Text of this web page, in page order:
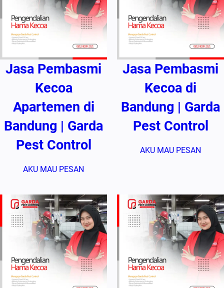
Jasa Pembasmi
Kecoa
Apartemen di
Bandung | Garda
Pest Control
AKU MAU PESAN
Jasa Pembasmi
Kecoa di
Bandung | Garda
Pest Control
AKU MAU PESAN